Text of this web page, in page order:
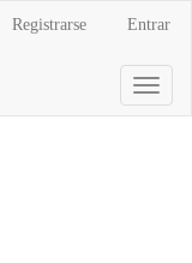
Registrarse Entrar